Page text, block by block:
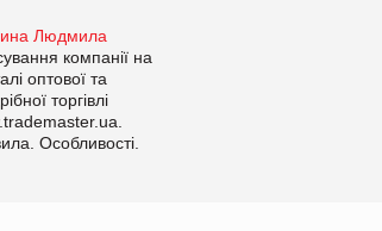
Людмила
компанії на
оптової та
торгівлі
Особливості.